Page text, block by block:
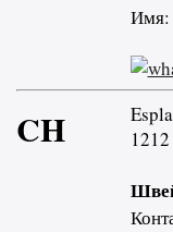
Имя:
CH